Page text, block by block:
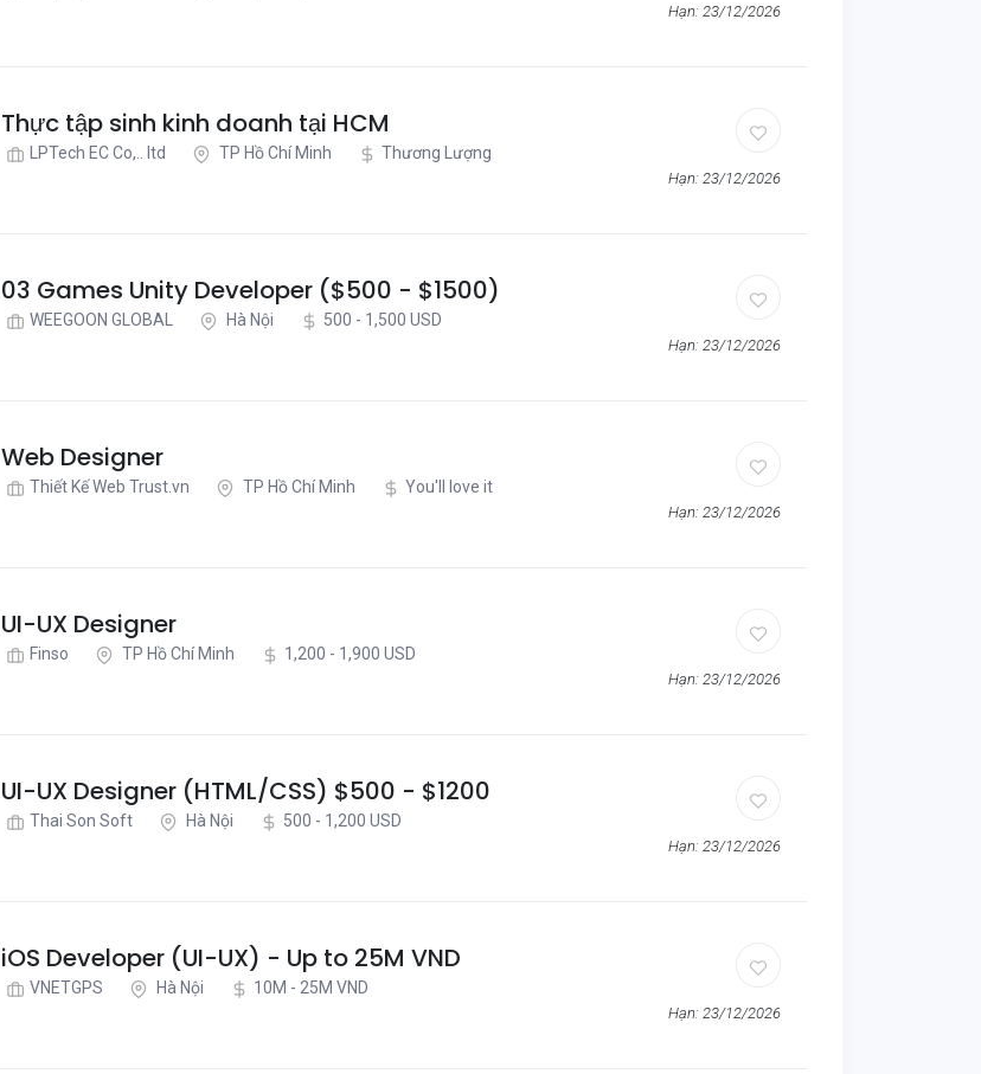
Hạn: 23/12/2026
Thực tập sinh kinh doanh tại HCM
LPTech EC Co,.. ltd TP Hồ Chí Minh Thương Lượng
Hạn: 23/12/2026
03 Games Unity Developer ($500 - $1500)
WEEGOON GLOBAL Hà Nội 500 - 1,500 USD
Hạn: 23/12/2026
Web Designer
Thiết Kế Web Trust.vn TP Hồ Chí Minh You'll love it
Hạn: 23/12/2026
UI-UX Designer
Finso TP Hồ Chí Minh 1,200 - 1,900 USD
Hạn: 23/12/2026
UI-UX Designer (HTML/CSS) $500 - $1200
Thai Son Soft Hà Nội 500 - 1,200 USD
Hạn: 23/12/2026
iOS Developer (UI-UX) - Up to 25M VND
VNETGPS Hà Nội 10M - 25M VND
Hạn: 23/12/2026